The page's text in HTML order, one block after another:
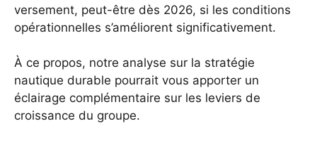
versement, peut-être dès 2026, si les conditions
opérationnelles s’améliorent significativement.
À ce propos, notre analyse sur la stratégie
nautique durable pourrait vous apporter un
éclairage complémentaire sur les leviers de
croissance du groupe.